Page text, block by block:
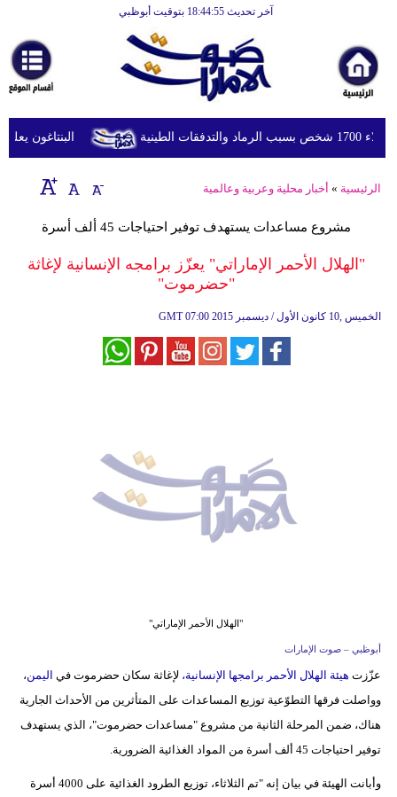
آخر تحديث 18:44:55 بتوقيت أبوظبي
أخبارعاجلة
رياضة
ثقافة
إقتصاد
وموسيقى
علوم
وتكنولوجيا
البنتاغون يعلن
الرئيسية » أخبار محلية وعربية وعالمية
مشروع مساعدات يستهدف توفير احتياجات 45 ألف أسرة
"الهلال الأحمر الإماراتي" يعزّز برامجه الإنسانية لإغاثة
"حضرموت"
GMT 07:00 2015 الخميس ,10 كانون الأول / ديسمبر
"الهلال الأحمر الإماراتي"
أبوظبي – صوت الإمارات
عزّزت هيئة الهلال الأحمر برامجها الإنسانية، لإغاثة سكان حضرموت في اليمن،
وواصلت فرقها التطوّعية توزيع المساعدات على المتأثرين من الأحداث الجارية
هناك، ضمن المرحلة الثانية من مشروع "مساعدات حضرموت"، الذي يستهدف
توفير احتياجات 45 ألف أسرة من المواد الغذائية الضرورية.
وأبانت الهيئة في بيان إنه "تم الثلاثاء، توزيع الطرود الغذائية على 4000 أسرة